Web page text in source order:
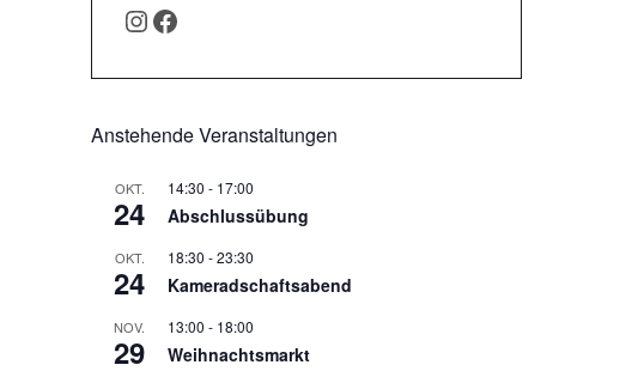
INSTAGRAM
FACEBOOK
Anstehende Veranstaltungen
OKT.
24
14:30 - 17:00
Abschlussübung
OKT.
24
18:30 -23:30
Kameradschaftsabend
NOV.
29
13:00 - 18:00
Weihnachtsmarkt